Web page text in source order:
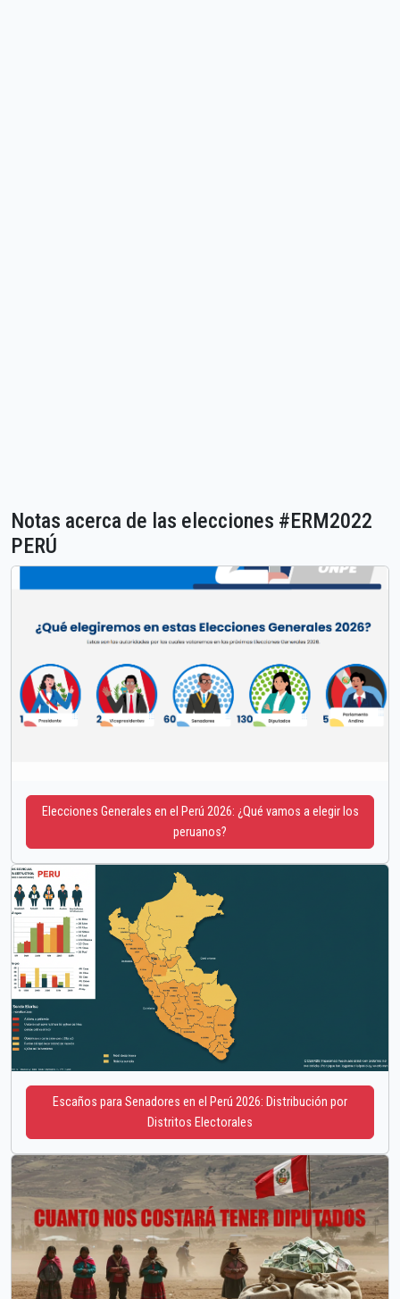
Notas acerca de las elecciones #ERM2022
PERÚ
Elecciones Generales en el Perú 2026: ¿Qué vamos a elegir los
peruanos?
Escaños para Senadores en el Perú 2026: Distribución por
Distritos Electorales